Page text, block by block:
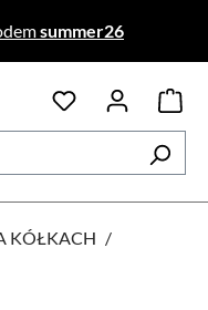
summer26
KÓŁKACH /